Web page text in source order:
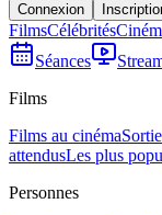
Connexion
FilmsCélébrités
Séances
Films
Films au cinéma
attendusLes plus
Personnes